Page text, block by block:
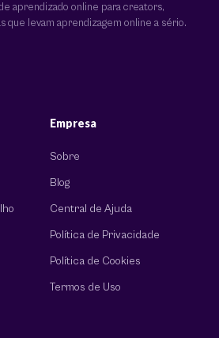
aprendizado online para creators,
que levam aprendizagem online a sério.
Empresa
Sobre
Blog
Central de Ajuda
Política de Privacidade
Política de Cookies
Termos de Uso